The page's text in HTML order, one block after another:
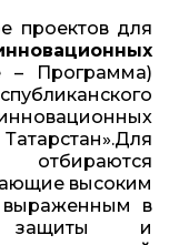
проектов для
– Программа)
высоким
выраженным в
защиты и